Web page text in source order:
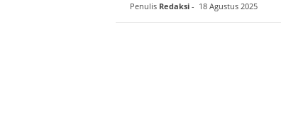
Penulis Redaksi- 18 Agustus 2025